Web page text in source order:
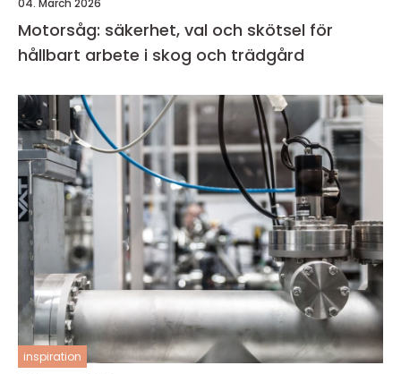
04. March 2026
Motorsåg: säkerhet, val och skötsel för
hållbart arbete i skog och trädgård
inspiration